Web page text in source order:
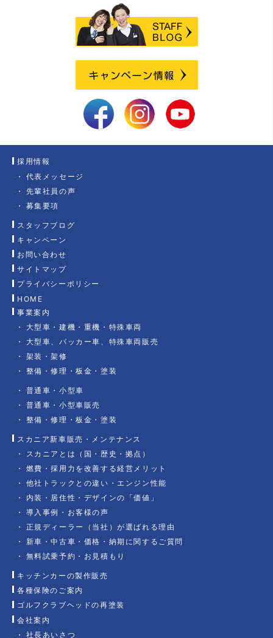
HOME
事業案内
大型車・建機・重機・特殊車両
大型車、パッカー車、特殊車両販売
架装・架修
整備・修理・板金・塗装
普通車・小型車
普通車・小型車販売
整備・修理・板金・塗装
スカニア新車販売・メンテナンス
スカニアとは（国・歴史・拠点）
燃費・採用力を改善する経営メリット
他社トラックとの違い・エンジン性能
内装・居住性・デザインの「価値」
導入事例・お客様の声
正規ディーラー（当社）が選ばれる理由
新車・中古車・価格・納期に関するご質問
無料試乗予約・お見積もり
キッチンカーの製作販売
各種保険のご案内
ゴルフクラブヘッドの再塗装
会社案内
社長あいさつ
採用情報
代表メッセージ
先輩社員の声
募集要項
スタッフブログ
キャンペーン
お問い合わせ
サイトマップ
プライバシーポリシー